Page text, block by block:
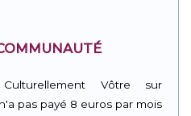
Vôtre sur
pas payé 8 euros par mois